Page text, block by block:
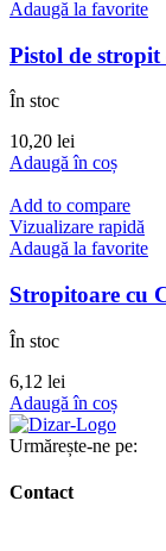
Adaugă la favorite
Pistol de
În stoc
10,20 lei
Adaugă în coș
Add to compare
Vizualizare rapidă
Adaugă la favorite
Stropitoare cu
În stoc
6,12 lei
Adaugă în coș
Urmărește-ne pe:
Contact